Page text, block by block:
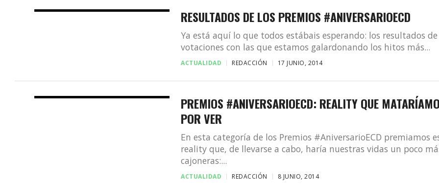
RESULTADOS DE LOS PREMIOS #ANIVERSARIOECD
Ya está aquí lo que todos estábais esperando: los resultados
votaciones con las que estamos galardonando los hitos más...
ACTUALIDAD REDACCIÓN 17 JUNIO, 2014
PREMIOS #ANIVERSARIOECD: REALITY QUE
POR VER
En esta categoría de los Premios #AniversarioECD premiamos
reality que, de llevarse a cabo, haría nuestras vidas un poco
cajoneras:...
ACTUALIDAD REDACCIÓN 8 JUNIO, 2014